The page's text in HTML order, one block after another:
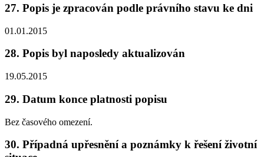
27. Popis je zpracován podle právního stavu ke dni
01.01.2015
28. Popis byl naposledy aktualizován
19.05.2015
29. Datum konce platnosti popisu
Bez časového omezení.
30. Případná upřesnění a poznámky k řešení životní